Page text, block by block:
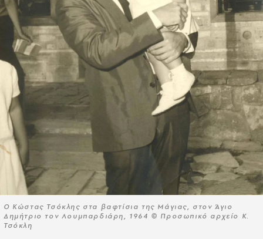
Ο Κώστας Τσόκλης στα βαφτίσια της Μάγιας, στον Άγιο
Δημήτριο τον Λουμπαρδιάρη, 1964 © Προσωπικό αρχείο Κ.
Τσόκλη